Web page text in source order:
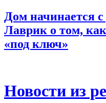
Дом начинается
Лаврик о том,
«под ключ»
Новости из